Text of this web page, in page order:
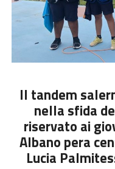
Il tandem
nella sfida
riservato ai
Albano pera
Lucia